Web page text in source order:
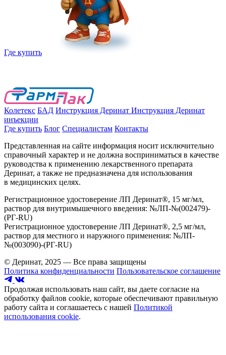
Где купить
Колетекс БАД Инструкция Деринат Инструкция Деринат
инъекции
Где купить Блог Специалистам Контакты
Представленная на сайте информация носит исключительно
справочный характер и не должна восприниматься в качестве
руководства к применению лекарственного препарата
Деринат, а также не предназначена для использования
в медицинских целях.
Регистрационное удостоверение ЛП Деринат®, 15 мг/мл,
раствор для внутримышечного введения: №ЛП-№(002479)-
(РГ-RU)
Регистрационное удостоверение ЛП Деринат®, 2,5 мг/мл,
раствор для местного и наружного применения: №ЛП-
№(003090)-(РГ-RU)
© Деринат, 2025 — Все права защищены
Политика конфиденциальности Пользовательское соглашение
Продолжая использовать наш сайт, вы даете согласие на
обработку файлов cookie, которые обеспечивают правильную
работу сайта и соглашаетесь с нашей Политикой
использования cookie.